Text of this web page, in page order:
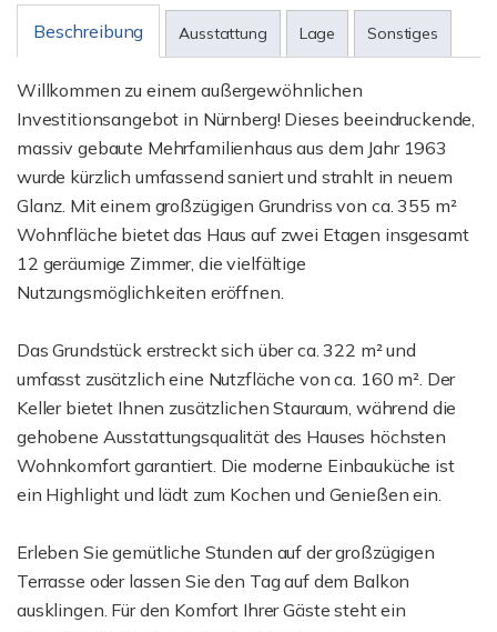
Beschreibung Ausstattung Lage Sonstiges
Willkommen zu einem außergewöhnlichen
Investitionsangebot in Nürnberg! Dieses beeindruckende,
massiv gebaute Mehrfamilienhaus aus dem Jahr 1963
wurde kürzlich umfassend saniert und strahlt in neuem
Glanz. Mit einem großzügigen Grundriss von ca. 355 m²
Wohnfläche bietet das Haus auf zwei Etagen insgesamt
12 geräumige Zimmer, die vielfältige
Nutzungsmöglichkeiten eröffnen.
Das Grundstück erstreckt sich über ca. 322 m² und
umfasst zusätzlich eine Nutzfläche von ca. 160 m². Der
Keller bietet Ihnen zusätzlichen Stauraum, während die
gehobene Ausstattungsqualität des Hauses höchsten
Wohnkomfort garantiert. Die moderne Einbauküche ist
ein Highlight und lädt zum Kochen und Genießen ein.
Erleben Sie gemütliche Stunden auf der großzügigen
Terrasse oder lassen Sie den Tag auf dem Balkon
ausklingen. Für den Komfort Ihrer Gäste steht ein